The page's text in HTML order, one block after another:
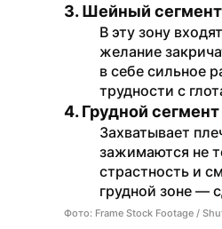
3. Шейный сегмент
В эту зону
желание
в себе сильное
трудности с
4. Грудной сегмент
Захватывает
зажимаются не
страстность и
грудной зоне —
Фото: Frame Stock Footage /